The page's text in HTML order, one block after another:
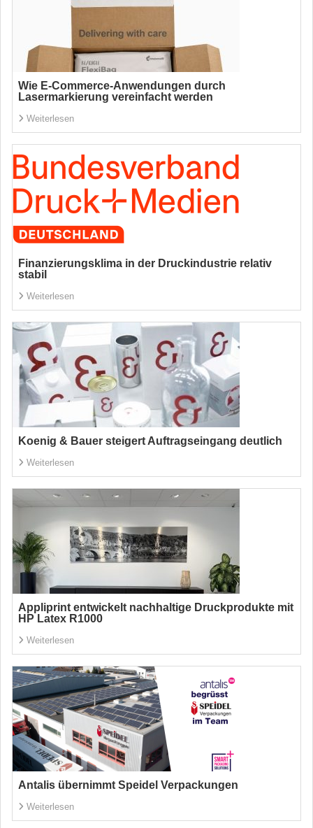
Wie E-Commerce-Anwendungen durch
Lasermarkierung vereinfacht werden
Weiterlesen
Finanzierungsklima in der Druckindustrie relativ
stabil
Weiterlesen
Koenig & Bauer steigert Auftragseingang deutlich
Weiterlesen
Appliprint entwickelt nachhaltige Druckprodukte mit
HP Latex R1000
Weiterlesen
Antalis übernimmt Speidel Verpackungen
Weiterlesen